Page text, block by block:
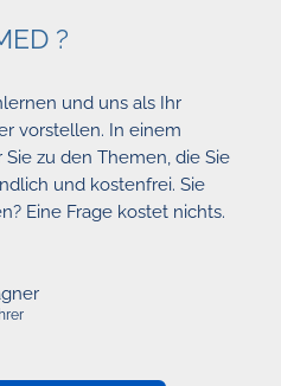
?
und uns als Ihr
vorstellen. In einem
zu den Themen, die Sie
und kostenfrei. Sie
Eine Frage kostet nichts.